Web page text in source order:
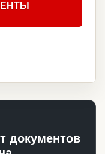
документов